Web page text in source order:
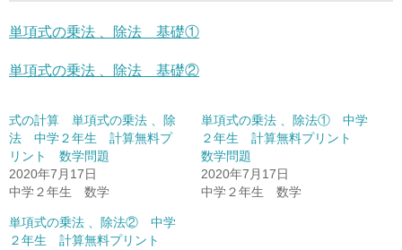
単項式の乗法 、除法 基礎①
単項式の乗法 、除法 基礎②
式の計算 単項式の乗法 、除
法 中学２年生 計算無料プ
リント 数学問題
2020年7月17日
中学２年生 数学
単項式の乗法 、除法① 中学
２年生 計算無料プリント
数学問題
2020年7月17日
中学２年生 数学
単項式の乗法 、除法② 中学
２年生 計算無料プリント